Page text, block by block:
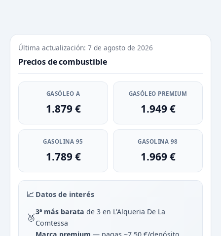
Última actualización: 7 de agosto de 2026
Precios de combustible
GASÓLEO A
1.879 €
GASÓLEO PREMIUM
1.949 €
GASOLINA 95
1.789 €
GASOLINA 98
1.969 €
📈 Datos de interés
🥈3ª más barata de 3 en L'Alqueria De La
Comtessa